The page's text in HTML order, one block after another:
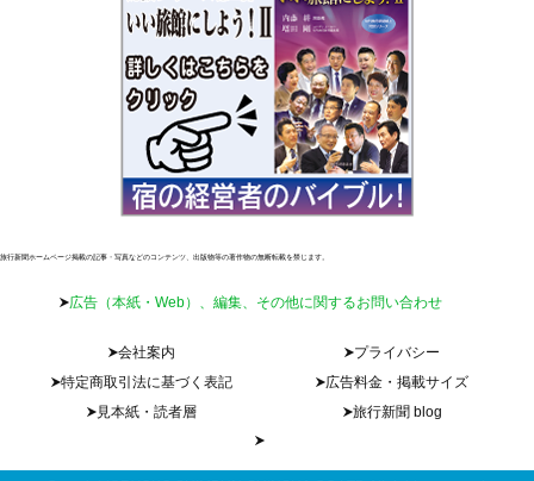
旅行新聞ホームページ掲載の記事・写真などのコンテンツ、出版物等の著作物の無断転載を禁じます。
広告（本紙・Web）、編集、その他に関するお問い合わせ
会社案内
プライバシー
特定商取引法に基づく表記
広告料金・掲載サイズ
見本紙・読者層
旅行新聞 blog